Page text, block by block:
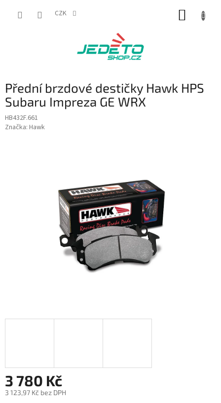
CZK
Přední brzdové destičky Hawk HPS
Subaru Impreza GE WRX
HB432F.661
Značka: Hawk
3 780 Kč
3 123,97 Kč bez DPH